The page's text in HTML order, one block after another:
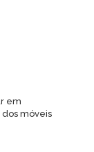
em
móveis